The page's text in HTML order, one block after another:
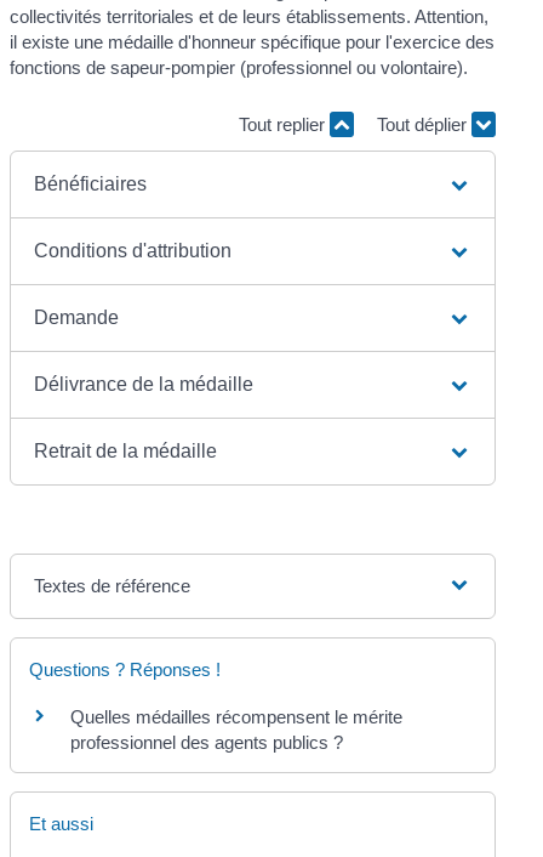
collectivités territoriales et de leurs établissements. Attention,
il existe une médaille d'honneur spécifique pour l'exercice des
fonctions de sapeur-pompier (professionnel ou volontaire).
Tout replier Tout déplier
Bénéficiaires
Conditions d'attribution
Demande
Délivrance de la médaille
Retrait de la médaille
Textes de référence
Questions ? Réponses !
Quelles médailles récompensent le mérite
professionnel des agents publics ?
Et aussi